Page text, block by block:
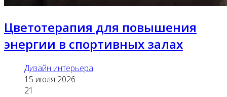
Цветотерапия для повышения
энергии в спортивных залах
Дизайн интерьера
15 июля 2026
21